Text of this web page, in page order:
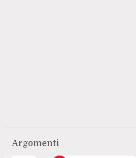
Argomenti